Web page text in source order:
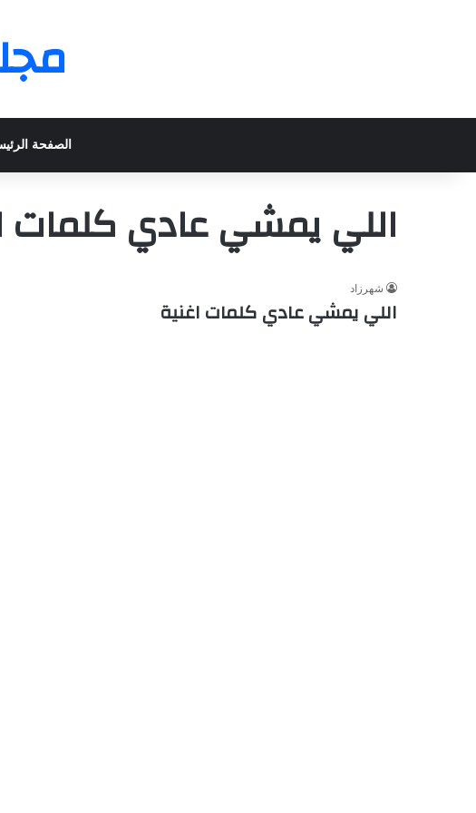
الصفحة
اللي يمشي عادي كلمات
شهرزاد
اللي يمشي عادي كلمات اغنية